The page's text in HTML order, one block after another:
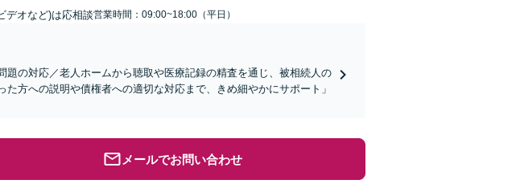
デオなど)は応相談営業時間：09:00~18:00（平日）
題の対応／老人ホームから聴取や医療記録の精査を通じ、被相続人の
方への説明や債権者への適切な対応まで、きめ細やかにサポート」
メールでお問い合わせ